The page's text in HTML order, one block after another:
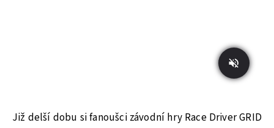
Již delší dobu si fanoušci závodní hry Race Driver GRID